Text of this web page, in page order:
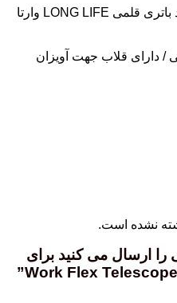
/ دارای قلاب جهت آویزان
نشده است.
را ارسال می کنید برای